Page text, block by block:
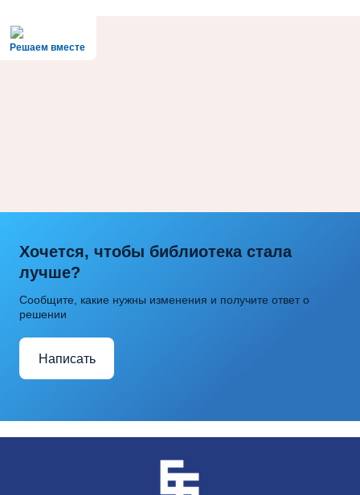
Решаем вместе
Хочется, чтобы библиотека стала
лучше?
Сообщите, какие нужны изменения и получите ответ о
решении
Написать